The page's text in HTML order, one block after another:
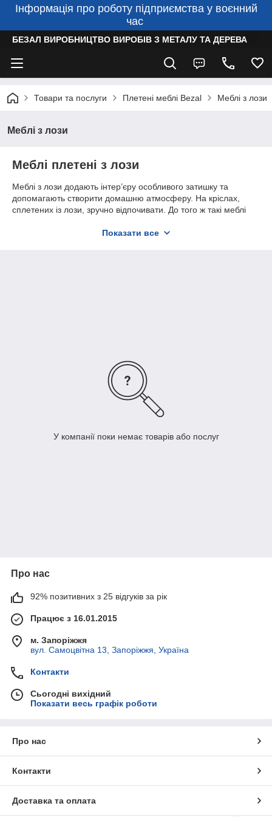
Інформація про роботу підприємства у воєнний
час
БЕЗАЛ ВИРОБНИЦТВО ВИРОБІВ З МЕТАЛУ ТА ДЕРЕВА
Товари та послуги Плетені меблі Bezal Меблі з лози
Меблі з лози
Меблі плетені з лози
Меблі з лози додають інтер’єру особливого затишку та
допомагають створити домашню атмосферу. На кріслах,
сплетених із лози, зручно відпочивати. До того ж такі меблі
Плетені меблі з лози — легкі, довговічні, комфортні,
Показати все
У компанії поки немає товарів або послуг
Про нас
92% позитивних з 25 відгуків за рік
Працює з 16.01.2015
м. Запоріжжя
вул. Самоцвітна 13, Запоріжжя, Україна
Контакти
Сьогодні вихідний
Показати весь графік роботи
Про нас
Контакти
Доставка та оплата